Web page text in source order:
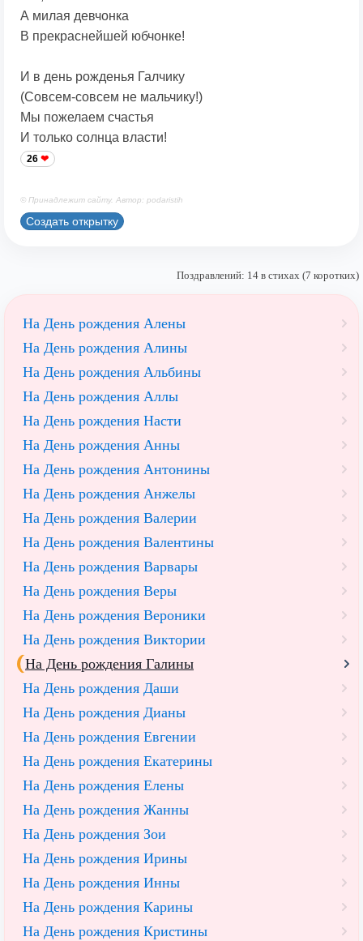
А милая девчонка
В прекраснейшей юбчонке!
И в день рожденья Галчику
(Совсем-совсем не мальчику!)
Мы пожелаем счастья
И только солнца власти!
26
© Принадлежит сайту. Автор: podaristih
Создать открытку
Поздравлений: 14 в стихах (7 коротких)
На День рождения Алены
На День рождения Алины
На День рождения Альбины
На День рождения Аллы
На День рождения Насти
На День рождения Анны
На День рождения Антонины
На День рождения Анжелы
На День рождения Валерии
На День рождения Валентины
На День рождения Варвары
На День рождения Веры
На День рождения Вероники
На День рождения Виктории
На День рождения Галины
На День рождения Даши
На День рождения Дианы
На День рождения Евгении
На День рождения Екатерины
На День рождения Елены
На День рождения Жанны
На День рождения Зои
На День рождения Ирины
На День рождения Инны
На День рождения Карины
На День рождения Кристины